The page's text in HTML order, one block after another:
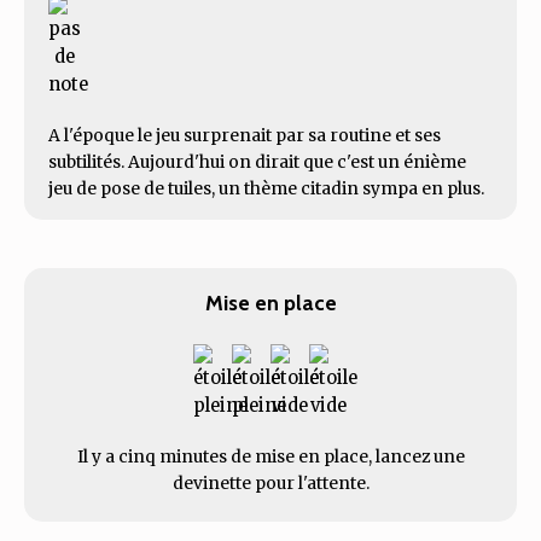
A l'époque le jeu surprenait par sa routine et ses
subtilités. Aujourd'hui on dirait que c'est un énième
jeu de pose de tuiles, un thème citadin sympa en plus.
Mise en place
Il y a cinq minutes de mise en place, lancez une
devinette pour l'attente.